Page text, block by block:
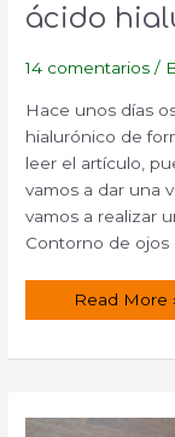
ácido
14 comentarios /
Hace unos días
hialurónico de
leer el artículo,
vamos a dar una
vamos a realizar
Contorno de ojos
Contorno
con
Read More